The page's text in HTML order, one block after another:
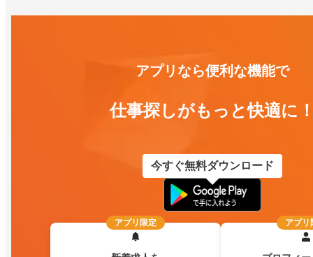
アプリなら便利な機能で
仕事探しがもっと快適に
今すぐ無料ダウンロード
アプリ限定 アプリ